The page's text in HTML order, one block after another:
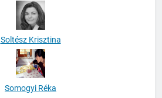
Soltész Krisztina
Somogyi Réka